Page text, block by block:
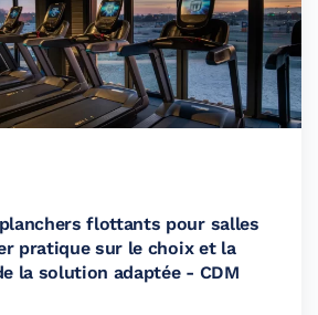
flottants pour salles
pratique sur le choix et la
la solution adaptée - CDM